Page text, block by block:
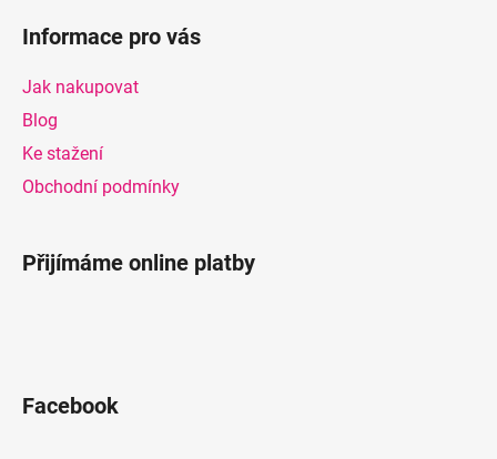
Informace pro vás
Jak nakupovat
Blog
Ke stažení
Obchodní podmínky
Přijímáme online platby
Facebook